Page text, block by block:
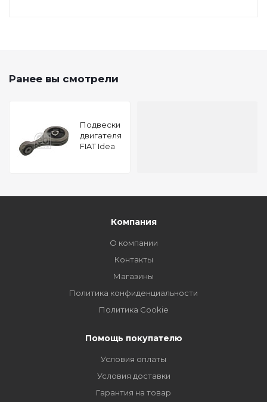
Ранее вы смотрели
Подвески
двигателя
FIAT Idea
Компания
О компании
Контакты
Магазины
Политика конфиденциальности
Политика Cookie
Помощь покупателю
Условия оплаты
Условия доставки
Гарантия на товар